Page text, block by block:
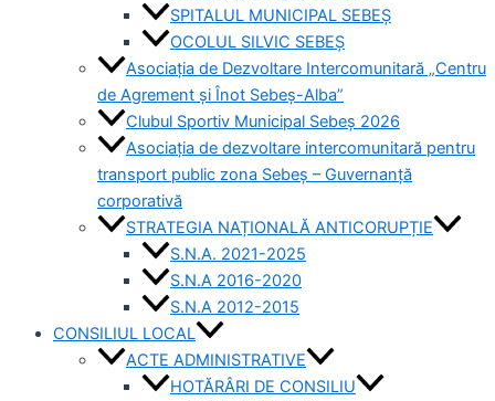
SPITALUL MUNICIPAL SEBEȘ
OCOLUL SILVIC SEBEȘ
Asociația de Dezvoltare Intercomunitară „Centru
de Agrement și Înot Sebeș-Alba”
Clubul Sportiv Municipal Sebeș 2026
Asociația de dezvoltare intercomunitară pentru
transport public zona Sebeș – Guvernanță
corporativă
STRATEGIA NAȚIONALĂ ANTICORUPȚIE
S.N.A. 2021-2025
S.N.A 2016-2020
S.N.A 2012-2015
CONSILIUL LOCAL
ACTE ADMINISTRATIVE
HOTĂRÂRI DE CONSILIU